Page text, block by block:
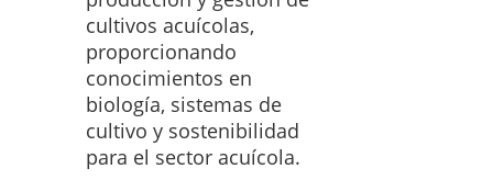
cultivos acuícolas,
proporcionando
conocimientos en
biología, sistemas de
cultivo y sostenibilidad
para el sector acuícola.